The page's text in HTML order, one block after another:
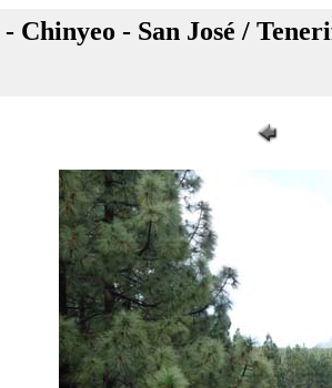
- San José /